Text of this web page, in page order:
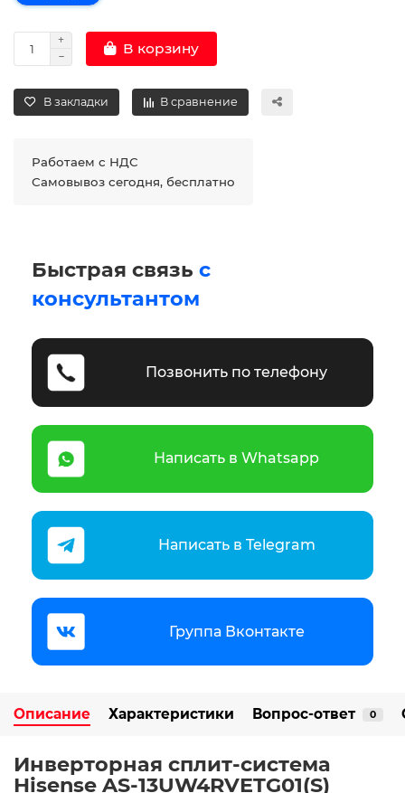
В корзину
В закладки В сравнение
Работаем с НДС
Самовывоз сегодня, бесплатно
Быстрая связь с
консультантом
Позвонить по телефону
Написать в Whatsapp
Написать в Telegram
Группа Вконтакте
Описание Характеристики Вопрос-ответ 0
Инверторная сплит-система
Hisense AS-13UW4RVETG01(S)